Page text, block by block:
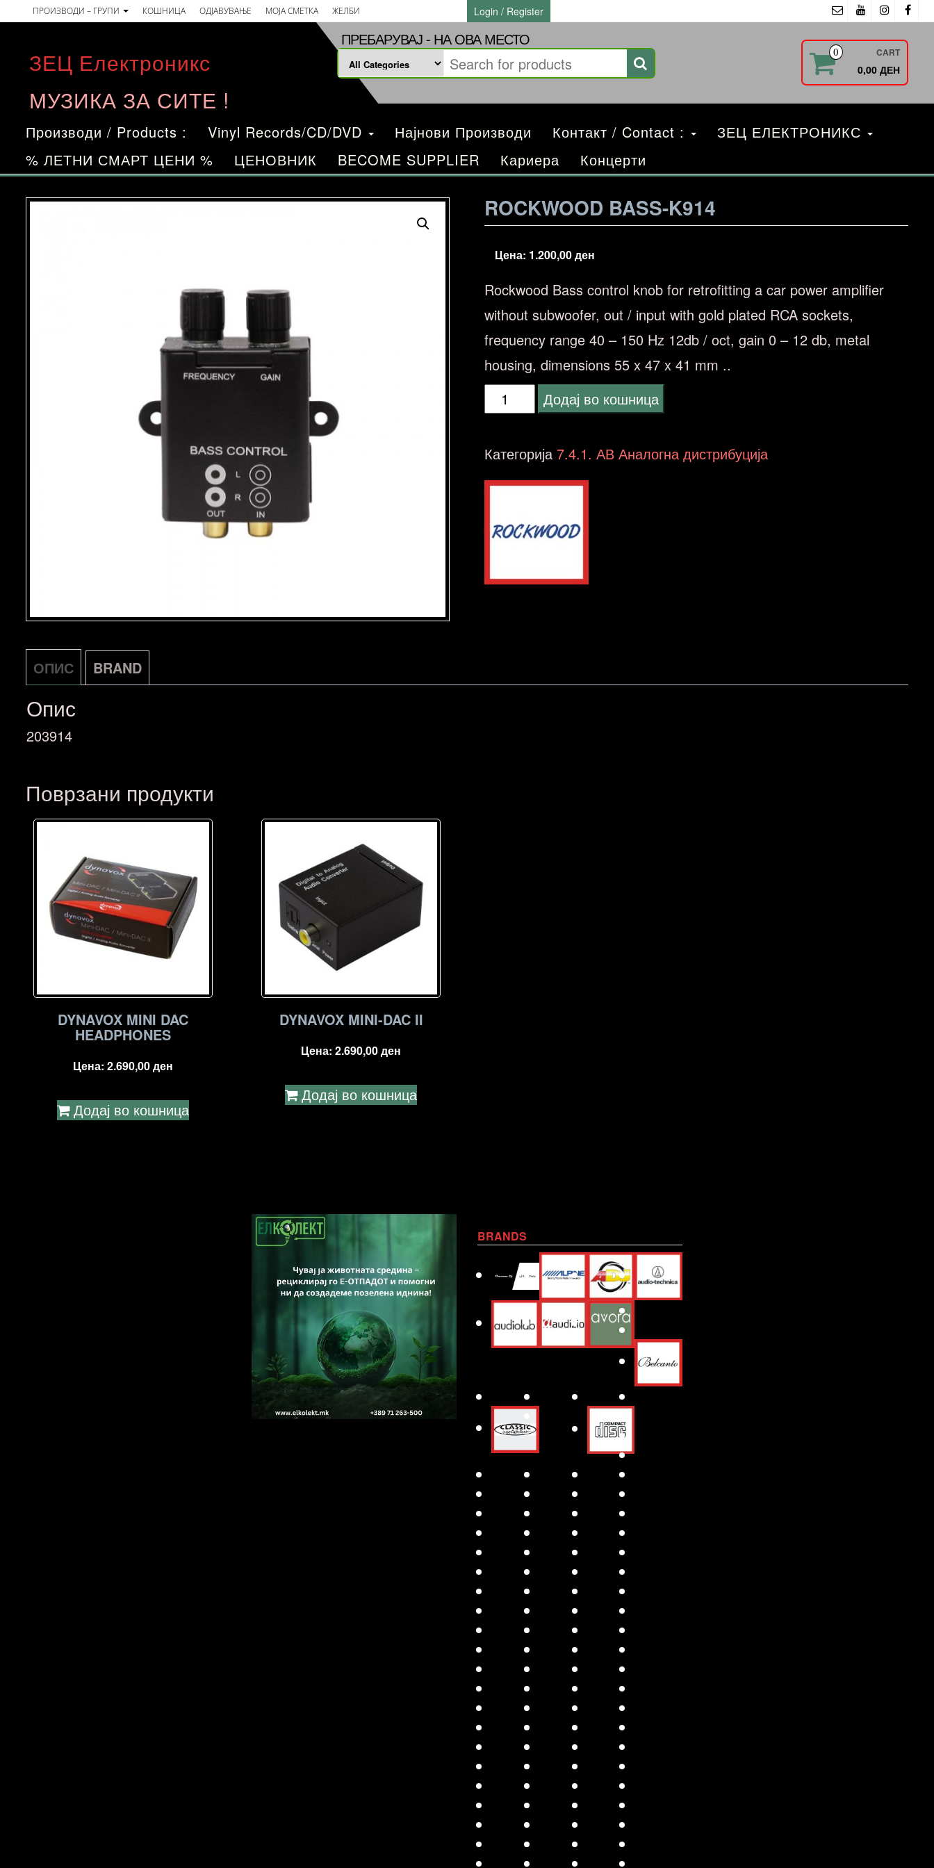
to
content
ПРОИЗВОДИ – ГРУПИ КОШНИЦА ОДЈАВУВАЊЕ МОЈА СМЕТКА ЖЕЛБИ Login / Register
ЗЕЦ Електроникс
МУЗИКА ЗА СИТЕ !
ПРЕБАРУВАЈ - НА ОВА МЕСТО
0 CART
0,00 ДЕН
Производи / Products : Vinyl Records/CD/DVD Најнови Производи Контакт / Contact :
ЗЕЦ ЕЛЕКТРОНИКС
% ЛЕТНИ СМАРТ ЦЕНИ %
ЦЕНОВНИК BECOME SUPPLIER Кариера Концерти
ROCKWOOD BASS-K914
Цена: 1.200,00ден
Rockwood Bass control knob for retrofitting a car power amplifier
without subwoofer, out / input with gold plated RCA sockets,
frequency range 40 – 150 Hz 12db / oct, gain 0 – 12 db, metal
housing, dimensions 55 x 47 x 41 mm ..
Rockwood
K914
Додај во кошница
Категорија 7.4.1. АВ Аналогна дистрибуција
ОПИС BRAND
Опис
203914
Поврзани продукти
DYNAVOX MINI DAC
HEADPHONES
Цена:2.690,00ден
Додај во кошница
DYNAVOX MINI-DAC II
Цена:2.690,00ден
Додај во кошница
BRANDS